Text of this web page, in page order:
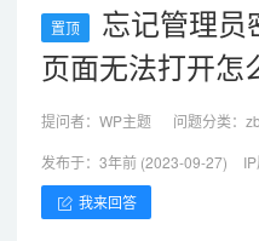
置顶
忘记管理员
页面无法打开怎
提问者： WP主题 问题分类：
发布于：3年前 (2023-09-27)
我来回答